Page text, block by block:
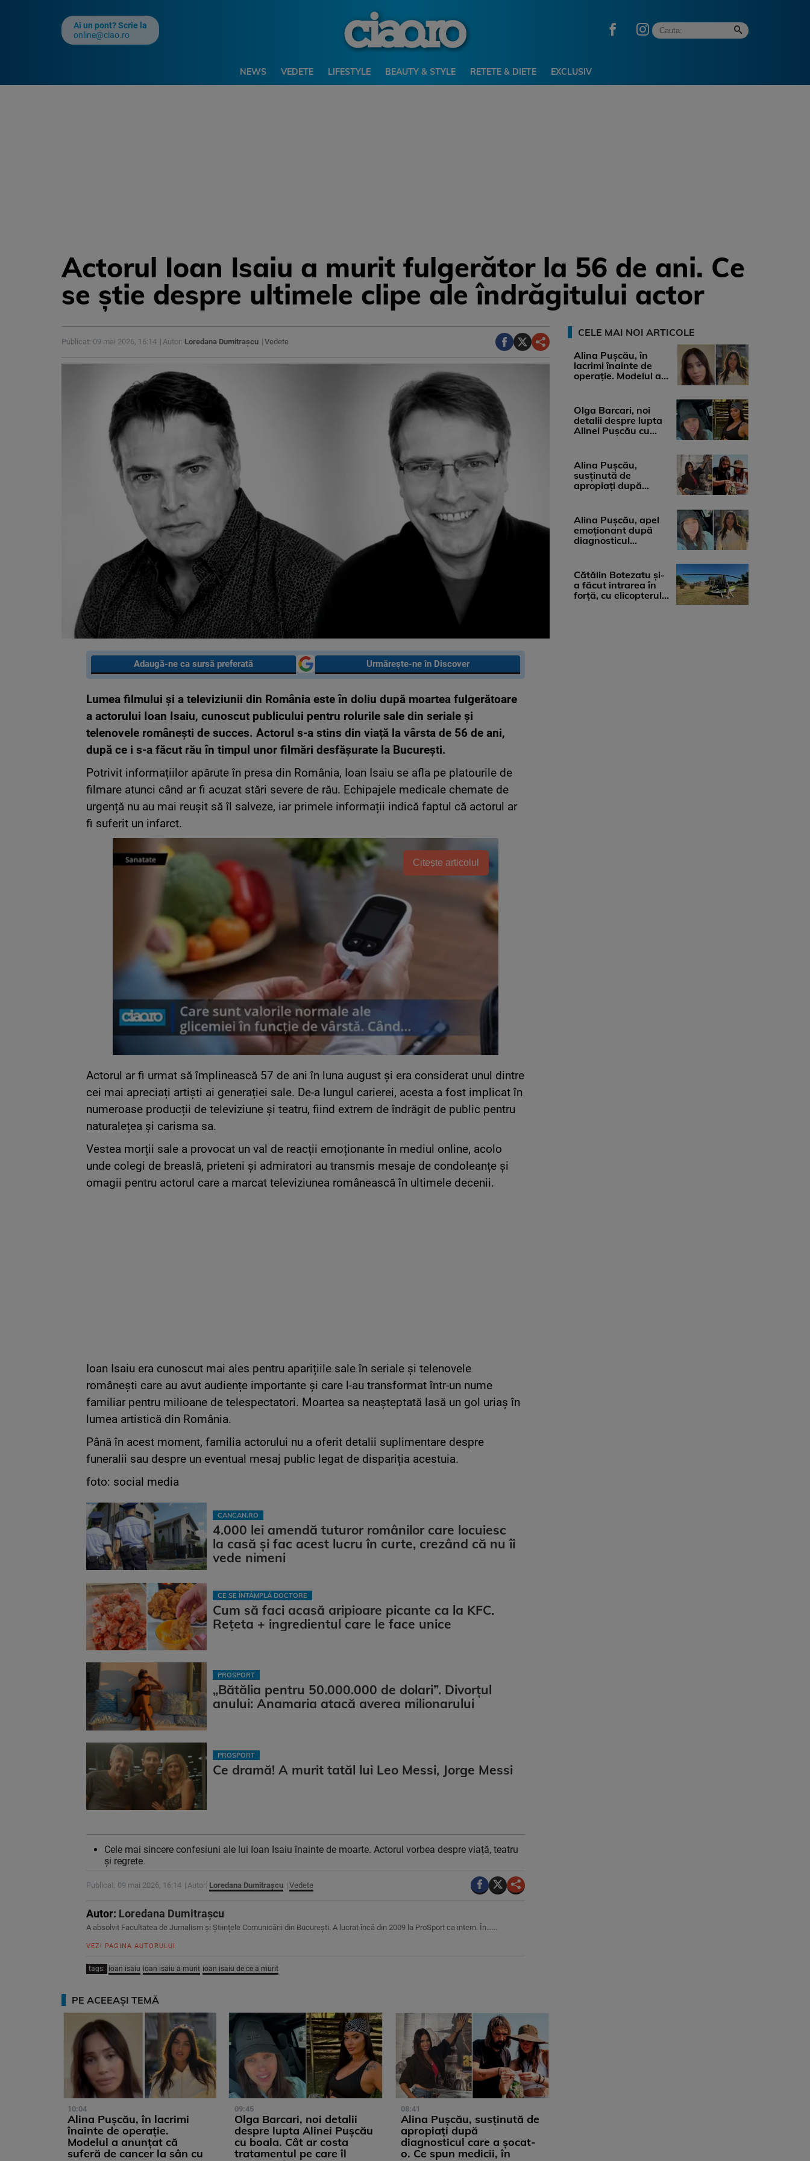
Ai un pont? Scrie la
online@ciao.ro
NEWS VEDETE LIFESTYLE BEAUTY & STYLE RETETE & DIETE EXCLUSIV
Actorul Ioan Isaiu a murit fulgerător la 56 de ani. Ce
se știe despre ultimele clipe ale îndrăgitului actor
Publicat: 09 mai 2026, 16:14 Autor: Loredana Dumitrașcu Vedete
Adaugă-ne ca sursă preferată Urmărește-ne în Discover
Lumea filmului și a televiziunii din România este în doliu după moartea fulgerătoare
a actorului Ioan Isaiu, cunoscut publicului pentru rolurile sale din seriale și
telenovele românești de succes. Actorul s-a stins din viață la vârsta de 56 de ani,
după ce i s-a făcut rău în timpul unor filmări desfășurate la București.
Potrivit informațiilor apărute în presa din România, Ioan Isaiu se afla pe platourile de
filmare atunci când ar fi acuzat stări severe de rău. Echipajele medicale chemate de
urgență nu au mai reușit să îl salveze, iar primele informații indică faptul că actorul ar
fi suferit un infarct.
Citește articolul
Actorul ar fi urmat să împlinească 57 de ani în luna august și era considerat unul dintre
cei mai apreciați artiști ai generației sale. De-a lungul carierei, acesta a fost implicat în
numeroase producții de televiziune și teatru, fiind extrem de îndrăgit de public pentru
naturalețea și carisma sa.
Vestea morții sale a provocat un val de reacții emoționante în mediul online, acolo
unde colegi de breaslă, prieteni și admiratori au transmis mesaje de condoleanțe și
omagii pentru actorul care a marcat televiziunea românească în ultimele decenii.
Ioan Isaiu era cunoscut mai ales pentru aparițiile sale în seriale și telenovele
românești care au avut audiențe importante și care l-au transformat într-un nume
familiar pentru milioane de telespectatori. Moartea sa neașteptată lasă un gol uriaș în
lumea artistică din România.
Până în acest moment, familia actorului nu a oferit detalii suplimentare despre
funeralii sau despre un eventual mesaj public legat de dispariția acestuia.
foto: social media
CANCAN.RO
4.000 lei amendă tuturor românilor care locuiesc
la casă și fac acest lucru în curte, crezând că nu îi
vede nimeni
CE SE ÎNTÂMPLĂ DOCTORE
Cum să faci acasă aripioare picante ca la KFC.
Rețeta + ingredientul care le face unice
PROSPORT
„Bătălia pentru 50.000.000 de dolari”. Divorțul
anului: Anamaria atacă averea milionarului
PROSPORT
Ce dramă! A murit tatăl lui Leo Messi, Jorge Messi
Cele mai sincere confesiuni ale lui Ioan Isaiu înainte de moarte. Actorul vorbea despre viață, teatru
și regrete
Publicat: 09 mai 2026, 16:14 Autor: Loredana Dumitrașcu Vedete
Autor: Loredana Dumitrașcu
A absolvit Facultatea de Jurnalism și Științele Comunicării din București. A lucrat încă din 2009 la ProSport ca intern. În…...
VEZI PAGINA AUTORULUI
tags: ioan isaiu ioan isaiu a murit ioan isaiu de ce a murit
PE ACEEAȘI TEMĂ
10:04
Alina Pușcău, în lacrimi
înainte de operație.
Modelul a anunțat că
suferă de cancer la sân cu
09:45
Olga Barcari, noi detalii
despre lupta Alinei Pușcău
cu boala. Cât ar costa
tratamentul pe care îl
08:41
Alina Pușcău, susținută de
apropiați după
diagnosticul care a șocat-
o. Ce spun medicii, în
CELE MAI NOI ARTICOLE
Alina Pușcău, în
lacrimi înainte de
operație. Modelul a
Olga Barcari, noi
detalii despre lupta
Alinei Pușcău cu
Alina Pușcău,
susținută de
apropiați după
medicii, ...
Alina Pușcău, apel
emoționant după
diagnosticul
...
Cătălin Botezatu și-
a făcut intrarea în
forță, cu elicopterul,